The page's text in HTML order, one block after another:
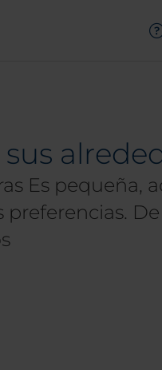
Es pequeña,
De